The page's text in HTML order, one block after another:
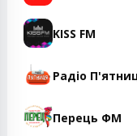
KISS FM
Радіо
Перець ФМ